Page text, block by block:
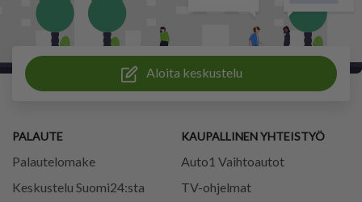
Aloita keskustelu
PALAUTE
Palautelomake
Keskustelu Suomi24:sta
KAUPALLINEN YHTEISTYÖ
Auto1 Vaihtoautot
TV-ohjelmat